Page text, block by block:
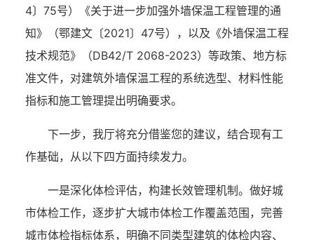
4〕75号）《关于进一步加强外墙保温工程管理的通
知》（鄂建文〔2021〕47号），以及《外墙保温工程
技术规范》（DB42/T 2068-2023）等政策、地方标
准文件，对建筑外墙保温工程的系统选型、材料性能
指标和施工管理提出明确要求。
下一步，我厅将充分借鉴您的建议，结合现有工
作基础，从以下四方面持续发力。
一是深化体检评估，构建长效管理机制。做好城
市体检工作，逐步扩大城市体检工作覆盖范围，完善
城市体检指标体系，明确不同类型建筑的体检内容、